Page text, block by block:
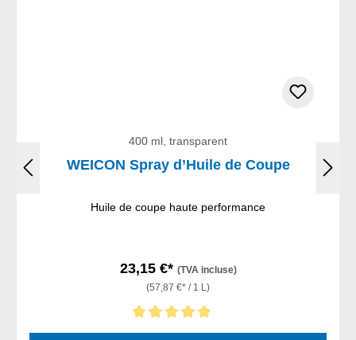
400 ml, transparent
WEICON Spray d’Huile de Coupe
Huile de coupe haute performance
23,15 €* (TVA incluse)
(57,87 €* / 1 L)
Note moyenne de 5 sur 5 étoiles